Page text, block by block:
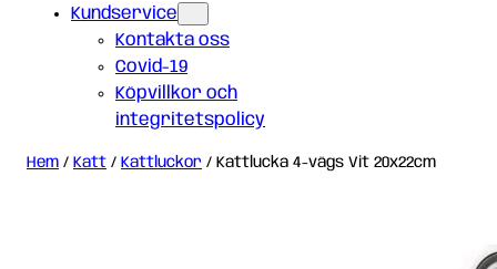
Kundservice
Kontakta oss
Covid-19
Köpvillkor och
integritetspolicy
Hem / Katt / Kattluckor / Kattlucka 4-vägs Vit 20x22cm